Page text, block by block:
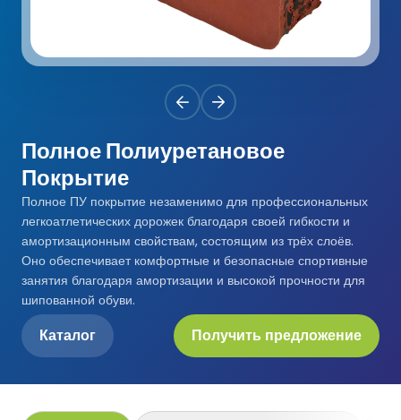
Легкоатлетические Дорожки
Падельн Клубы
Падбол Корты
Корт для Пиклбола
Теннисные Корты
Сквош Корты
DuoGrass
Без Заполнителя
Падел Турф
Теннисная Трава
Гольфовая Трава
Гибридная Трава
Система Напылительного Покрытия
Спортивный Паркет
Спортивный ПВХ
Акриловое Покрытие
Модульное Резиновое Покрытие
Дренированный Шокпад
Кварцевый Песок
Полное Полиуретановое
Покрытие
Полное ПУ покрытие незаменимо для профессиональных
легкоатлетических дорожек благодаря своей гибкости и
амортизационным свойствам, состоящим из трёх слоёв.
Оно обеспечивает комфортные и безопасные спортивные
занятия благодаря амортизации и высокой прочности для
шипованной обуви.
Каталог Получить предложение